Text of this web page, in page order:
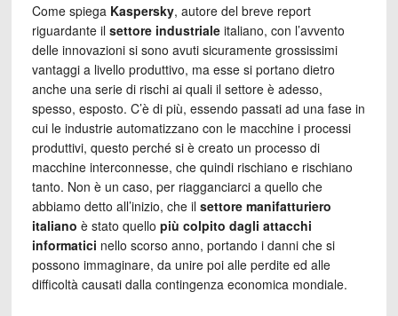
Come spiega Kaspersky, autore del breve report
riguardante il settore industrialeitaliano, con l’avvento
delle innovazioni si sono avuti sicuramente grossissimi
vantaggi a livello produttivo, ma esse si portano dietro
anche una serie di rischi ai quali il settore è adesso,
spesso, esposto. C’è di più, essendo passati ad una fase in
cui le industrie automatizzano con le macchine i processi
produttivi, questo perché si è creato un processo di
macchine interconnesse, che quindi rischiano e rischiano
tanto. Non è un caso, per riagganciarci a quello che
abbiamo detto all’inizio, che il settore manifatturiero
italiano è stato quello più colpito dagli attacchi
informatici nello scorso anno, portando i danni che si
possono immaginare, da unire poi alle perdite ed alle
difficoltà causati dalla contingenza economica mondiale.